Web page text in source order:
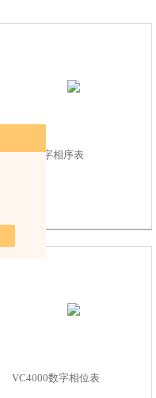
三相数字相序表
VC4000数字相位表